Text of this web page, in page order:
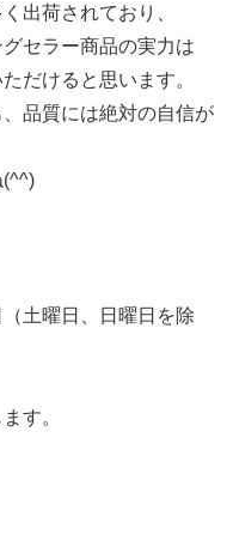
出荷されており、
セラー商品の実力は
だけると思います。
品質には絶対の自信が
(^^)
土曜日、日曜日を除
す。